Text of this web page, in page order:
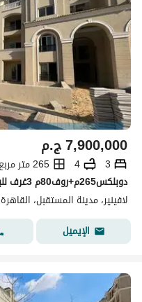
ج.م7,900,000
3
4
265 متر مربع
لافينير، مدينة المستقبل، القاهرة
الإيميل